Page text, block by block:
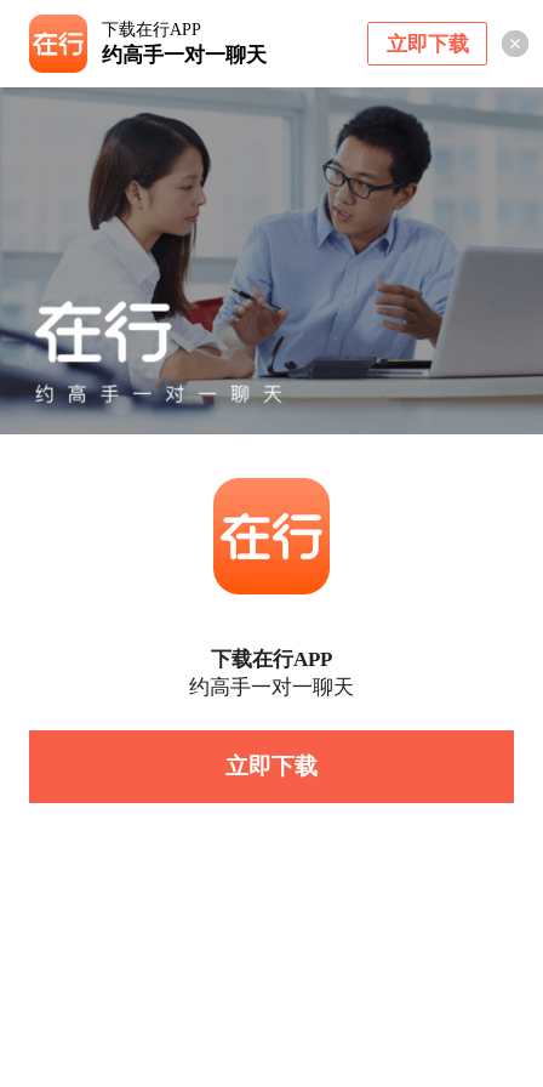
下载在行APP
约高手一对一聊天 立即下载
下载在行APP
约高手一对一聊天
立即下载